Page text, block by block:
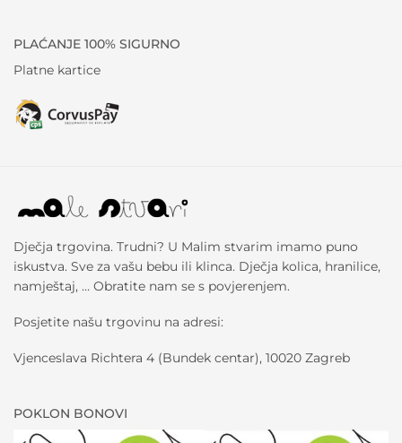
PLAĆANJE 100% SIGURNO
Platne kartice
Dječja trgovina. Trudni? U Malim stvarim imamo puno
iskustva. Sve za vašu bebu ili klinca. Dječja kolica, hranilice,
namještaj, … Obratite nam se s povjerenjem.
Posjetite našu trgovinu na adresi:
Vjenceslava Richtera 4 (Bundek centar), 10020 Zagreb
POKLON BONOVI